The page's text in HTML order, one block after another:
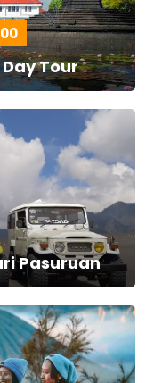
Tour
Pasuruan